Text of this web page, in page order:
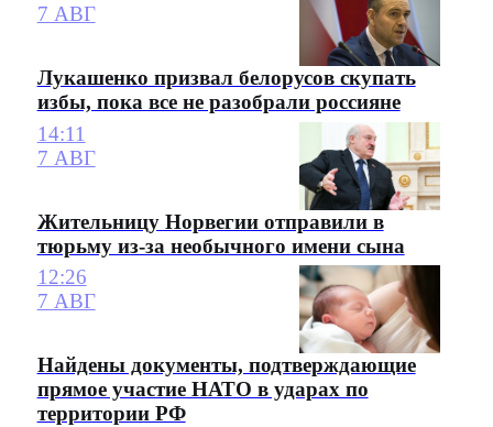
7 АВГ
Лукашенко призвал белорусов скупать
избы, пока все не разобрали россияне
14:11
7 АВГ
Жительницу Норвегии отправили в
тюрьму из-за необычного имени сына
12:26
7 АВГ
Найдены документы, подтверждающие
прямое участие НАТО в ударах по
территории РФ